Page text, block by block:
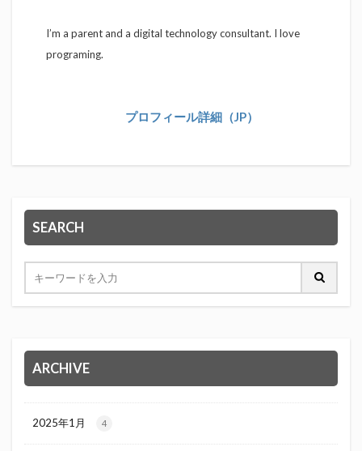
I’m a parent and a digital technology consultant. I love
programing.
プロフィール詳細（JP）
SEARCH
ARCHIVE
2025年1月 4